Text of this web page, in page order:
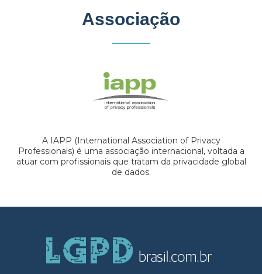
Associação
A IAPP (International Association of Privacy
Professionals) é uma associação internacional, voltada a
atuar com profissionais que tratam da privacidade global
de dados.